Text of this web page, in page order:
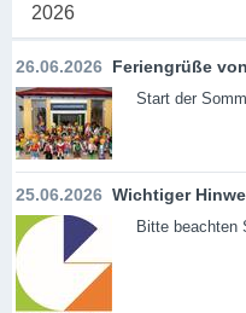
2026
26.06.2026 Feriengrüße
Start der
25.06.2026 Wichtiger
Bitte beachten